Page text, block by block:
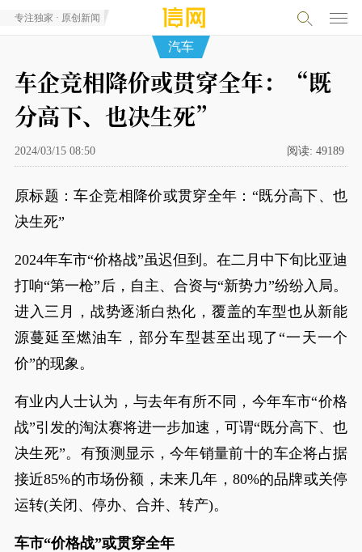
专注独家 · 原创新闻
汽车
车企竞相降价或贯穿全年：“既
分高下、也决生死”
2024/03/15 08:50 阅读: 49189
原标题：车企竞相降价或贯穿全年：“既分高下、也
决生死”
2024年车市“价格战”虽迟但到。在二月中下旬比亚迪
打响“第一枪”后，自主、合资与“新势力”纷纷入局。
进入三月，战势逐渐白热化，覆盖的车型也从新能
源蔓延至燃油车，部分车型甚至出现了“一天一个
价”的现象。
有业内人士认为，与去年有所不同，今年车市“价格
战”引发的淘汰赛将进一步加速，可谓“既分高下、也
决生死”。有预测显示，今年销量前十的车企将占据
接近85%的市场份额，未来几年，80%的品牌或关停
运转(关闭、停办、合并、转产)。
车市“价格战”或贯穿全年